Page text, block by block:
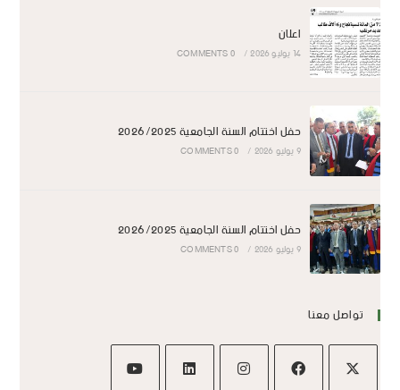
اعلان
14 يوليو 2026 /
0 COMMENTS
حفل اختتام السنة الجامعية 2026/2025
9 يوليو 2026 /
0 COMMENTS
حفل اختتام السنة الجامعية 2026/2025
9 يوليو 2026 /
0 COMMENTS
تواصل معنا